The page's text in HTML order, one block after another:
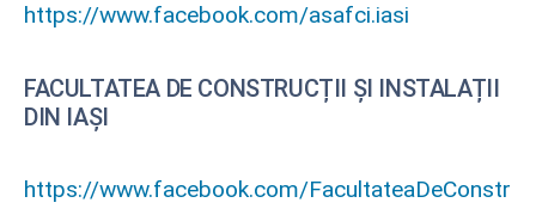
https://www.facebook.com/asafci.iasi
FACULTATEA DE CONSTRUCȚII ȘI INSTALAȚII
DIN IAȘI
https://www.facebook.com/FacultateaDeConstr